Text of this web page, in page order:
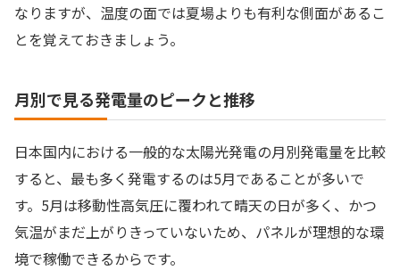
なりますが、温度の面では夏場よりも有利な側面があるこ
とを覚えておきましょう。
月別で見る発電量のピークと推移
日本国内における一般的な太陽光発電の月別発電量を比較
すると、最も多く発電するのは5月であることが多いで
す。5月は移動性高気圧に覆われて晴天の日が多く、かつ
気温がまだ上がりきっていないため、パネルが理想的な環
境で稼働できるからです。